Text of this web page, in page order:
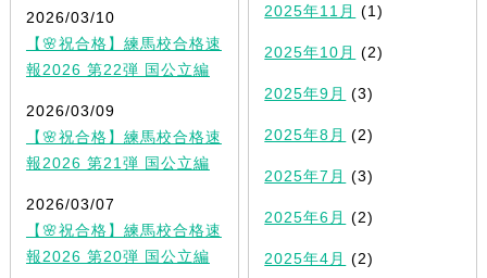
2026/03/10
【🌸祝合格】練馬校合格速
報2026 第22弾 国公立編
2026/03/09
【🌸祝合格】練馬校合格速
報2026 第21弾 国公立編
2026/03/07
【🌸祝合格】練馬校合格速
報2026 第20弾 国公立編
2025年11月 (1)
2025年10月 (2)
2025年9月 (3)
2025年8月 (2)
2025年7月 (3)
2025年6月 (2)
2025年4月 (2)